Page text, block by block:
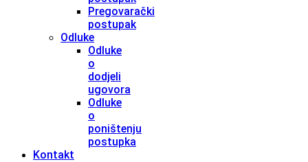
Pregovarački
postupak
Odluke
Odluke
o
dodjeli
ugovora
Odluke
o
poništenju
postupka
Kontakt